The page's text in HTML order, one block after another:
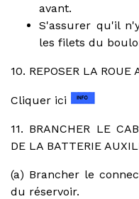
avant.
S'assurer qu'il
les filets du
10. REPOSER LA ROUE
Cliquer ici
11. BRANCHER LE
DE LA BATTERIE
(a) Brancher le
du réservoir.